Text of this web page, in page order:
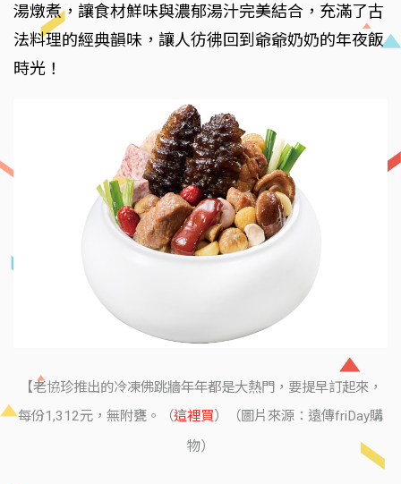
湯燉煮，讓食材鮮味與濃郁湯汁完美結合，充滿了古
法料理的經典韻味，讓人彷彿回到爺爺奶奶的年夜飯
時光！
【老協珍推出的冷凍佛跳牆年年都是大熱門，要提早訂起來，
每份1,312元，無附甕。（這裡買）（圖片來源：遠傳friDay購
物）